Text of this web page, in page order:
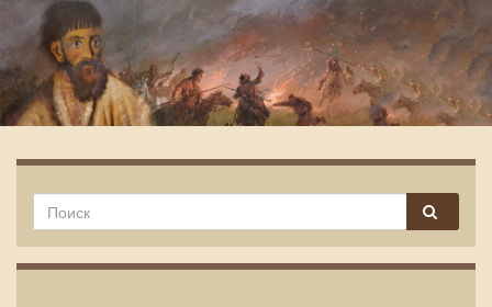
Емельян Пугачев